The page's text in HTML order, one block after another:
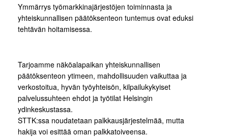
Ymmärrys työmarkkinajärjestöjen toiminnasta ja
yhteiskunnallisen päätöksenteon tuntemus ovat eduksi
tehtävän hoitamisessa.
Tarjoamme näköalapaikan yhteiskunnallisen
päätöksenteon ytimeen, mahdollisuuden vaikuttaa ja
verkostoitua, hyvän työyhteisön, kilpailukykyiset
palvelussuhteen ehdot ja työtilat Helsingin
ydinkeskustassa.
STTK:ssa noudatetaan palkkausjärjestelmää, mutta
hakija voi esittää oman palkkatoiveensa.